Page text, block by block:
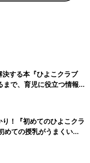
のお子さんたちにとっ
しょう。
す。同じ早生まれでも
の子はうちの子』の精
はありません。食事の
ますが、残さず食べ
する本『ひよこクラブ
で、育児に役立つ情報が
！『初めてのひよこクラ
めての授乳がうまくい
と夏のトラブル 解決テ